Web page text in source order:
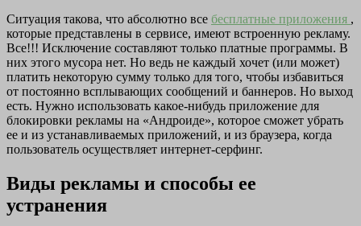
Ситуация такова, что абсолютно все бесплатные приложения ,
которые представлены в сервисе, имеют встроенную рекламу.
Все!!! Исключение составляют только платные программы. В
них этого мусора нет. Но ведь не каждый хочет (или может)
платить некоторую сумму только для того, чтобы избавиться
от постоянно всплывающих сообщений и баннеров. Но выход
есть. Нужно использовать какое-нибудь приложение для
блокировки рекламы на «Андроиде», которое сможет убрать
ее и из устанавливаемых приложений, и из браузера, когда
пользователь осуществляет интернет-серфинг.
Виды рекламы и способы ее
устранения